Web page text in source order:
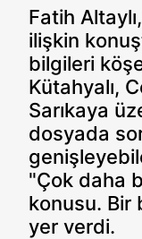
Fatih
ilişkin
bilgileri
Kütahyalı,
Sarıkaya
dosyada
"Çok daha
konusu. Bir
yer verdi.